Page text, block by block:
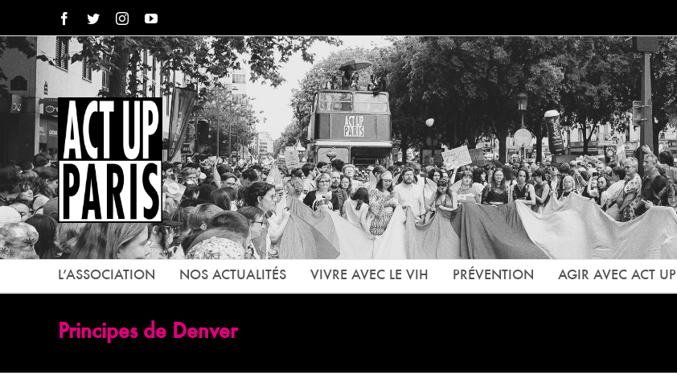
contenu
Facebook
TwitterInstagramYouTube
L’ASSOCIATION NOS ACTUALITÉS VIVRE AVEC LE VIH PRÉVENTION AGIR AVEC ACT UP
Principes de Denver